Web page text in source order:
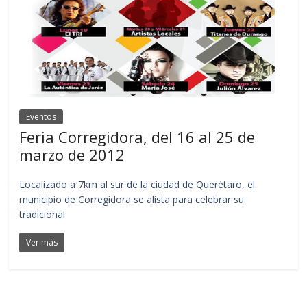
Eventos
Feria Corregidora, del 16 al 25 de
marzo de 2012
Localizado a 7km al sur de la ciudad de Querétaro, el
municipio de Corregidora se alista para celebrar su
tradicional
Ver más